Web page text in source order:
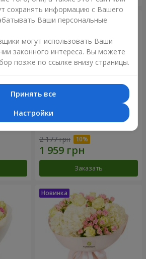
Букет "My Lady"
2 177 грн
Заказать
сохранять информацию с Вашего
Ваши персональные
могут использовать Ваши
законного интереса. Вы можете
позже по ссылке внизу страницы.
Принять все
Настройки